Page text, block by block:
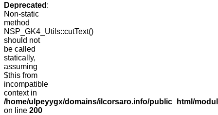
Deprecated :
Non-static
method
NSP_GK4_Utils::cutText()
should not
be called
statically,
assuming
$this from
incompatible
context in
/home/ulpeyygx/domains/ilcorsaro.info/public_html/
on line 200